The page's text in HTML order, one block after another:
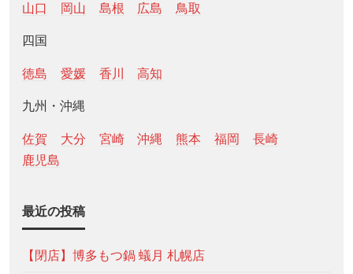
山口 岡山 島根 広島 鳥取
四国
徳島 愛媛 香川 高知
九州・沖縄
佐賀 大分 宮崎 沖縄 熊本 福岡
長崎
鹿児島
最近の投稿
【閉店】博多もつ鍋 蟻月 札幌店